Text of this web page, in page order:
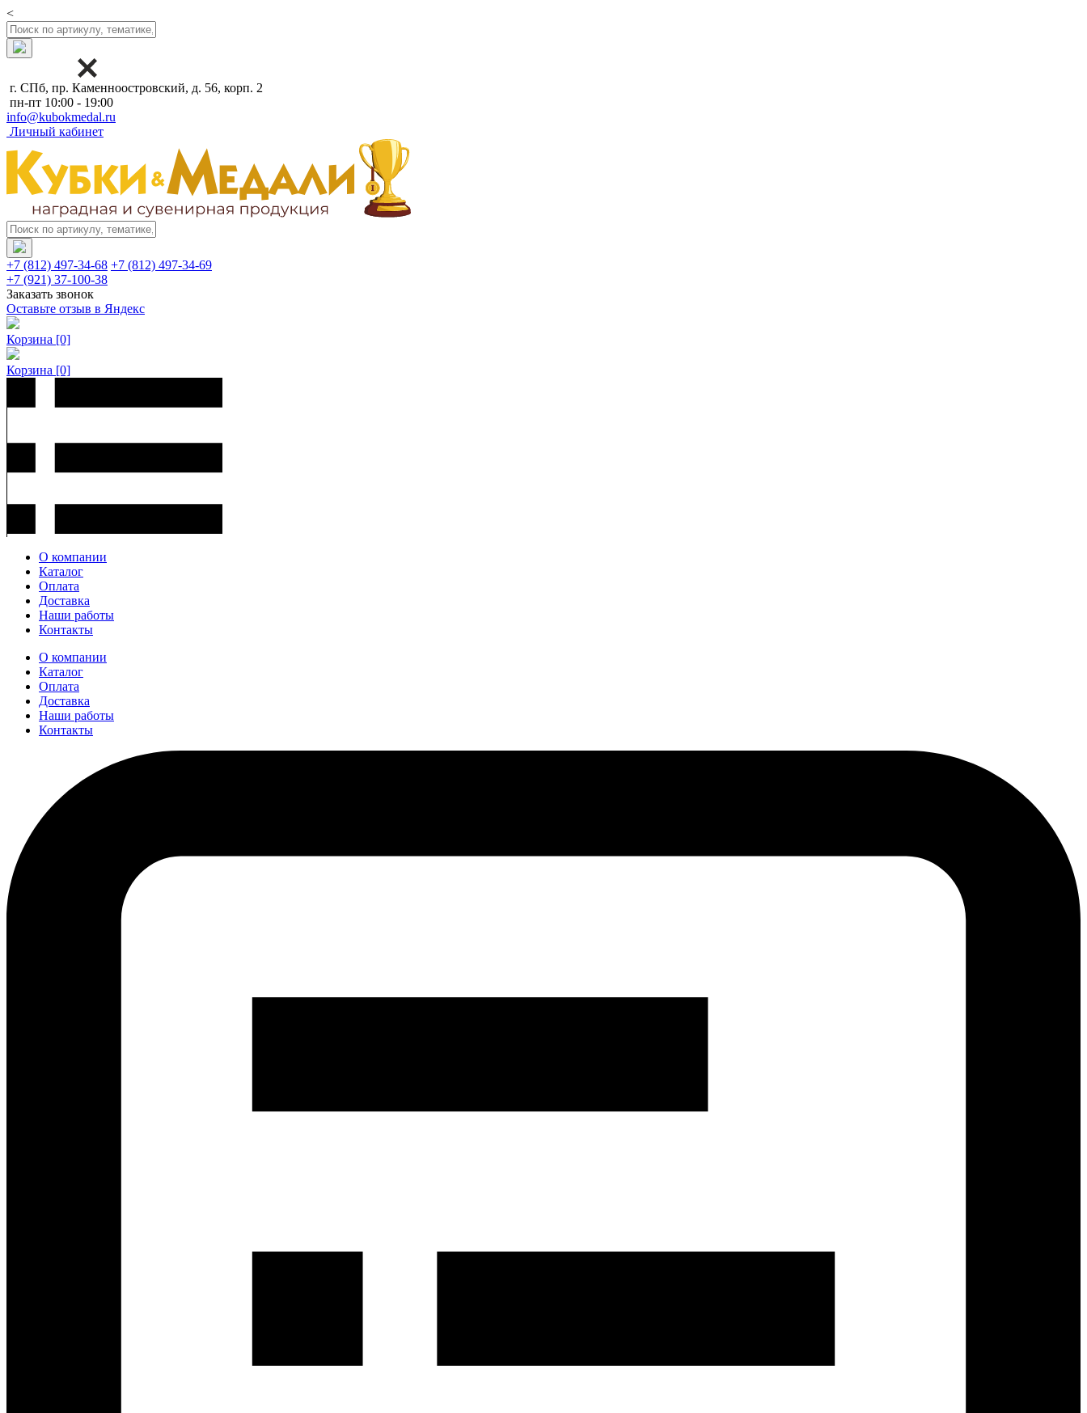
<
г. СПб, пр. Каменноостровский, д. 56, корп. 2
пн-пт 10:00 - 19:00
info@kubokmedal.ru
Личный кабинет
+7 (812) 497-34-68 +7 (812) 497-34-69
+7 (921) 37-100-38
Заказать звонок
Оставьте отзыв в Яндекс
Корзина [0]
Корзина [0]
О компании
Каталог
Оплата
Доставка
Наши работы
Контакты
О компании
Каталог
Оплата
Доставка
Наши работы
Контакты